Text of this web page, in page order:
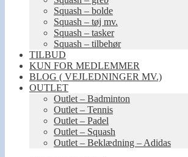
Squash – bolde
Squash – tøj mv.
Squash – tasker
Squash – tilbehør
TILBUD
KUN FOR MEDLEMMER
BLOG ( VEJLEDNINGER MV.)
OUTLET
Outlet – Badminton
Outlet – Tennis
Outlet – Padel
Outlet – Squash
Outlet – Beklædning – Adidas